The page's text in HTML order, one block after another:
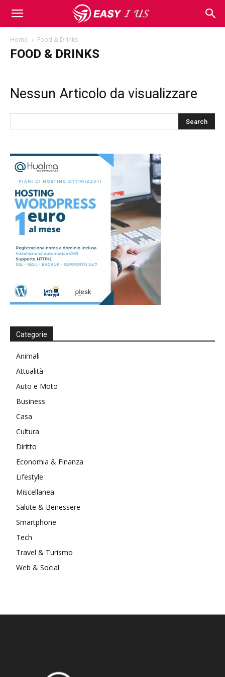
Home Food & Drinks
FOOD & DRINKS
Nessun Articolo da visualizzare
Categorie
Animali
Attualità
Auto e Moto
Business
Casa
Cultura
Diritto
Economia & Finanza
Lifestyle
Miscellanea
Salute & Benessere
Smartphone
Tech
Travel & Turismo
Web & Social